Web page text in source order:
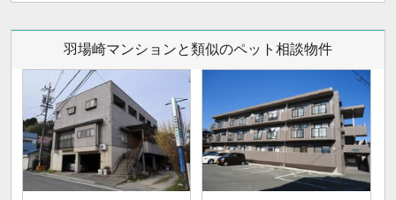
羽場崎マンションと類似のペット相談物件